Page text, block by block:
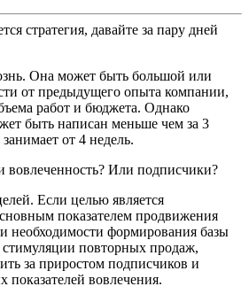
стратегия, давайте за пару дней
Она может быть большой или
от предыдущего опыта компании,
работ и бюджета. Однако
быть написан меньше чем за 3
от 4 недель.
вовлеченность? Или подписчики?
Если целью является
показателем продвижения
необходимости формирования базы
стимуляции повторных продаж,
за приростом подписчиков и
показателей вовлечения.